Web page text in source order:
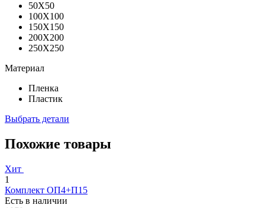
50X50
100X100
150X150
200X200
250X250
Материал
Пленка
Пластик
Выбрать детали
Похожие товары
Хит
1
Комплект ОП4+П15
Есть в наличии